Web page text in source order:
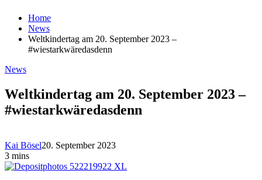
Home
News
Weltkindertag am 20. September 2023 –
#wiestarkwäredasdenn
News
Weltkindertag am 20. September 2023 –
#wiestarkwäredasdenn
Kai Bösel20. September 2023
3 mins